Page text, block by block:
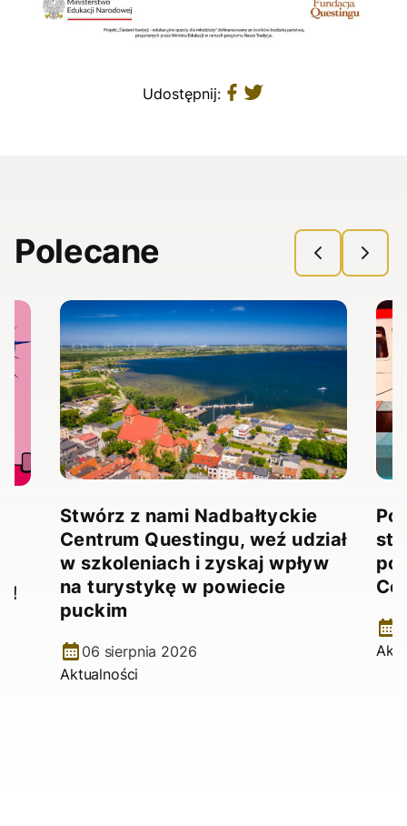
Udostępnij:
Polecane
Stwórz z nami Nadbałtyckie
Centrum Questingu, weź udział
w szkoleniach i zyskaj wpływ
na turystykę w powiecie
puckim
06 sierpnia 2026
Aktualności